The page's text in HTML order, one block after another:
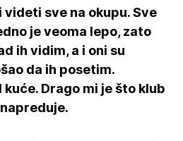
videti sve na okupu. Sve
je veoma lepo, zato
ih vidim, a i oni su
da ih posetim.
kuće. Drago mi je što klub